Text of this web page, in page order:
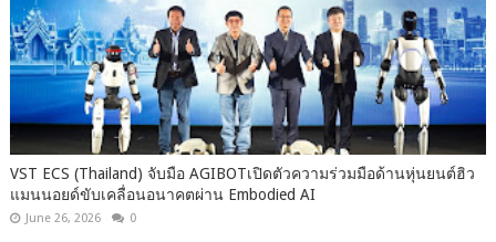
VST ECS (Thailand) จับมือ AGIBOTเปิดตัวความร่วมมือด้านหุ่นยนต์ฮิว
แมนนอยด์ขับเคลื่อนอนาคตผ่าน Embodied AI
June 26, 2026 0